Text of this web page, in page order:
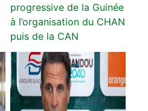
progressive de la Guinée
à l’organisation du CHAN
puis de la CAN